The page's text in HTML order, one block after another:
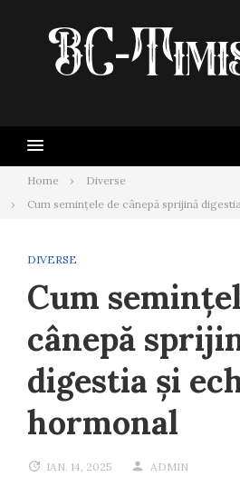
Home
Diverse
Cum semințele de cânepă sprijină
DIVERSE
Cum
cânepă
digestia și
hormonal
IAN. 14, 2025 ADMIN